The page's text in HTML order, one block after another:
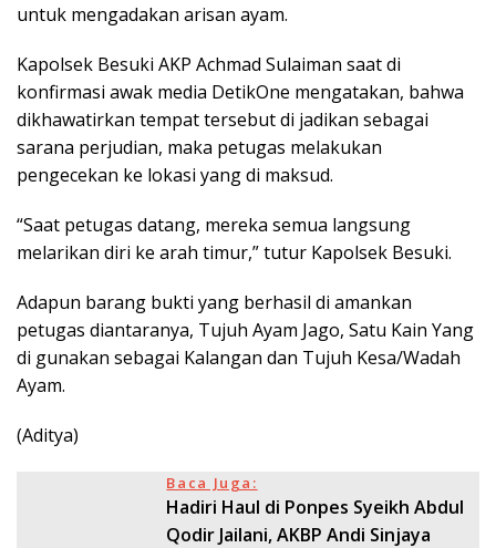
untuk mengadakan arisan ayam.
Kapolsek Besuki AKP Achmad Sulaiman saat di
konfirmasi awak media DetikOne mengatakan, bahwa
dikhawatirkan tempat tersebut di jadikan sebagai
sarana perjudian, maka petugas melakukan
pengecekan ke lokasi yang di maksud.
“Saat petugas datang, mereka semua langsung
melarikan diri ke arah timur,” tutur Kapolsek Besuki.
Adapun barang bukti yang berhasil di amankan
petugas diantaranya, Tujuh Ayam Jago, Satu Kain Yang
di gunakan sebagai Kalangan dan Tujuh Kesa/Wadah
Ayam.
(Aditya)
Baca Juga:
Hadiri Haul di Ponpes Syeikh Abdul
Qodir Jailani, AKBP Andi Sinjaya